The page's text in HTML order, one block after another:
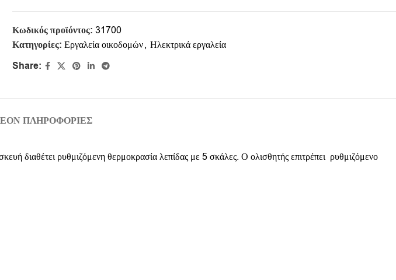
Κωδικός προϊόντος: 31700
Κατηγορίες: Εργαλεία οικοδομών, Ηλεκτρικά εργαλεία
Share:
ΠΛΗΡΟΦΟΡΊΕΣ
διαθέτει ρυθμιζόμενη θερμοκρασία λεπίδας με 5 σκάλες. Ο ολισθητής επιτρέπει ρυθμιζόμενο